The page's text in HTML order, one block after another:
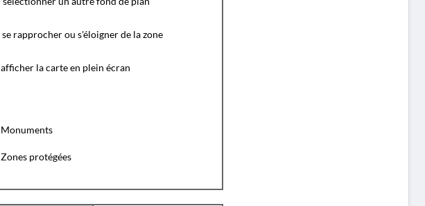
se rapprocher ou s'éloigner de la zone
afficher la carte en plein écran
Monuments
Zones protégées